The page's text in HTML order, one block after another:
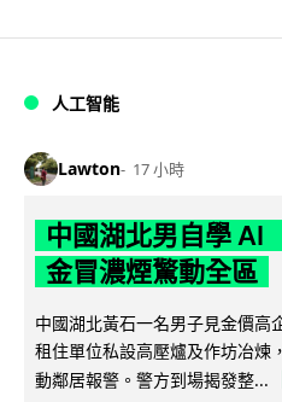
人工智能
Lawton 17 小時
中國湖北男自學 AI
金冒濃煙驚動全區
中國湖北黃石一名男子見金價高
租住單位私設高壓爐及作坊冶煉
動鄰居報警。警方到場揭發整...